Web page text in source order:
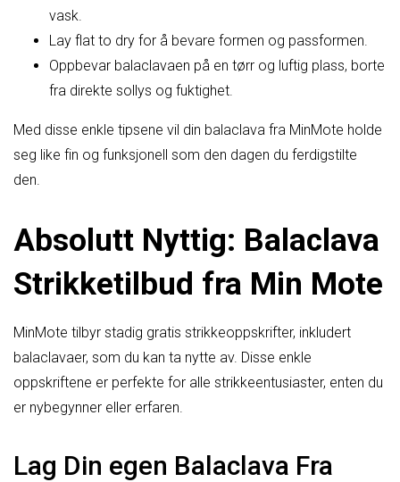
vask.
Lay flat to dry for å bevare formen og passformen.
Oppbevar balaclavaen på en tørr og luftig plass, borte
fra direkte sollys og fuktighet.
Med disse enkle tipsene vil din balaclava fra MinMote holde
seg like fin og funksjonell som den dagen du ferdigstilte
den.
Absolutt Nyttig: Balaclava
Strikketilbud fra Min Mote
MinMote tilbyr stadig gratis strikkeoppskrifter, inkludert
balaclavaer, som du kan ta nytte av. Disse enkle
oppskriftene er perfekte for alle strikkeentusiaster, enten du
er nybegynner eller erfaren.
Lag Din egen Balaclava Fra